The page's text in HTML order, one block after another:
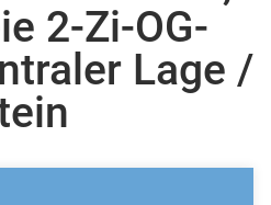
2-Zi-OG-
Lage /